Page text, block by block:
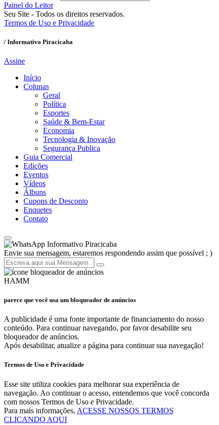
Painel do Leitor
Seu Site - Todos os direitos reservados.
Termos de Uso e Privacidade
/ Informativo Piracicaba
Assine
Início
Colunas
Geral
Política
Esportes
Saúde & Bem-Estar
Economia
Tecnologia & Inovação
Segurança Publica
Guia Comercial
Edições
Eventos
Vídeos
Álbuns
Cupons de Desconto
Enquetes
Contato
Informativo Piracicaba
Envie sua mensagem, estaremos respondendo assim que possível ; )
HAMM
parece que você usa um bloqueador de anúncios
A publicidade é uma fonte importante de financiamento do nosso
conteúdo. Para continuar navegando, por favor desabilite seu
bloqueador de anúncios.
Após desabilitar, atualize a página para continuar sua navegação!
Termos de Uso e Privacidade
Esse site utiliza cookies para melhorar sua experiência de
navegação. Ao continuar o acesso, entendemos que você concorda
com nossos Termos de Uso e Privacidade.
Para mais informações, ACESSE NOSSOS TERMOS
CLICANDO AQUI